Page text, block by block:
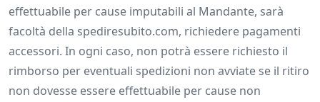
effettuabile per cause imputabili al Mandante, sarà
facoltà della spediresubito.com, richiedere pagamenti
accessori. In ogni caso, non potrà essere richiesto il
rimborso per eventuali spedizioni non avviate se il ritiro
non dovesse essere effettuabile per cause non